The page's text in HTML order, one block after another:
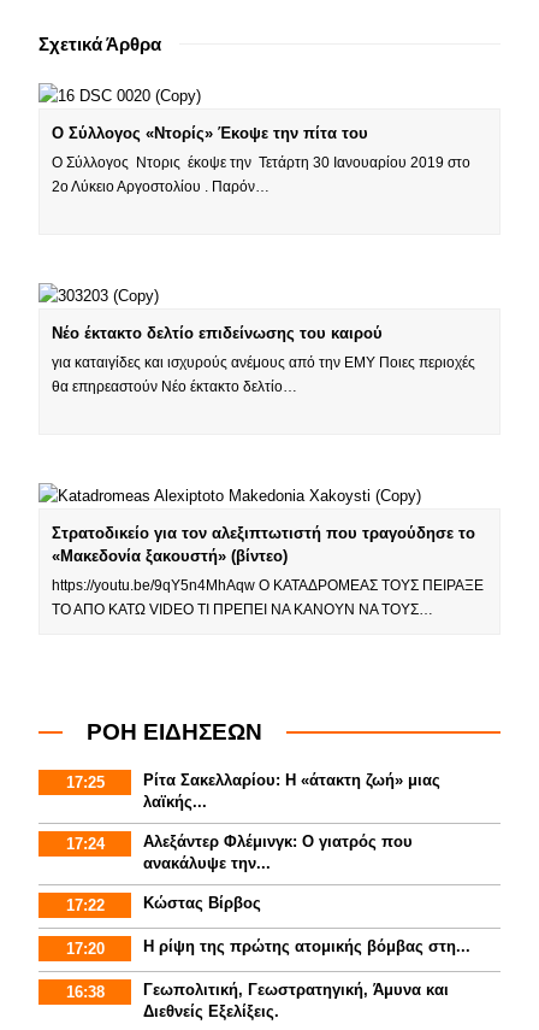
Σχετικά Άρθρα
Ο Σύλλογος «Ντορίς» Έκοψε την πίτα του
Ο Σύλλογος Ντορις έκοψε την Τετάρτη 30 Ιανουαρίου 2019 στο
2ο Λύκειο Αργοστολίου . Παρόν…
Νέο έκτακτο δελτίο επιδείνωσης του καιρού
για καταιγίδες και ισχυρούς ανέμους από την ΕΜΥ Ποιες περιοχές
θα επηρεαστούν Νέο έκτακτο δελτίο…
Στρατοδικείο για τον αλεξιπτωτιστή που τραγούδησε το
«Μακεδονία ξακουστή» (βίντεο)
https://youtu.be/9qY5n4MhAqw Ο ΚΑΤΑΔΡΟΜΕΑΣ ΤΟΥΣ ΠΕΙΡΑΞΕ
ΤΟ ΑΠΟ ΚΑΤΩ VIDEO ΤΙ ΠΡΕΠΕΙ ΝΑ ΚΑΝΟΥΝ ΝΑ ΤΟΥΣ…
ΡΟΗ ΕΙΔΗΣΕΩΝ
17:25
Ρίτα Σακελλαρίου: Η «άτακτη ζωή» μιας
λαϊκής...
17:24
Αλεξάντερ Φλέμινγκ: Ο γιατρός που
ανακάλυψε την...
17:22 Κώστας Βίρβος
17:20 Η ρίψη της πρώτης ατομικής βόμβας στη...
16:38
Γεωπολιτική, Γεωστρατηγική, Άμυνα και
Διεθνείς Εξελίξεις.